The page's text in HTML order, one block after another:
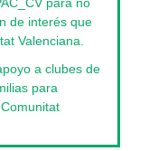
para no
de interés que
Valenciana.
a clubes de
para